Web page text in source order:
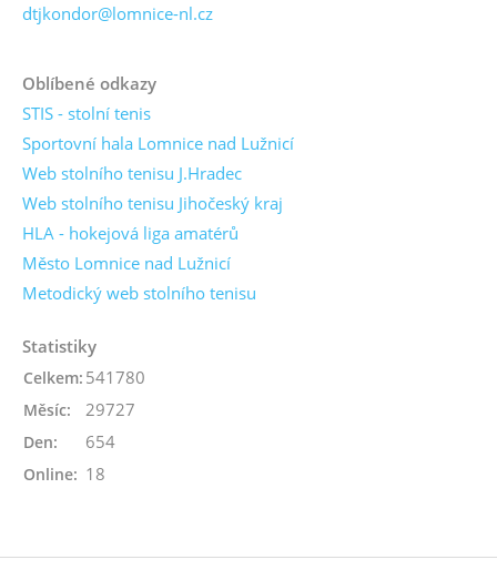
dtjkondor@lomnice-nl.cz
Oblíbené odkazy
STIS - stolní tenis
Sportovní hala Lomnice nad Lužnicí
Web stolního tenisu J.Hradec
Web stolního tenisu Jihočeský kraj
HLA - hokejová liga amatérů
Město Lomnice nad Lužnicí
Metodický web stolního tenisu
Statistiky
Online: 18
Celkem: 541780
Měsíc: 29727
Den: 654